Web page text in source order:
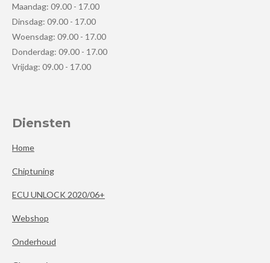
Maandag: 09.00 - 17.00
Dinsdag: 09.00 - 17.00
Woensdag: 09.00 - 17.00
Donderdag: 09.00 - 17.00
Vrijdag: 09.00 - 17.00
Diensten
Home
Chiptuning
ECU UNLOCK 2020/06+
Webshop
Onderhoud